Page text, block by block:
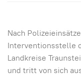
Nach
Interventionsstelle
Landkreise
und tritt von sich